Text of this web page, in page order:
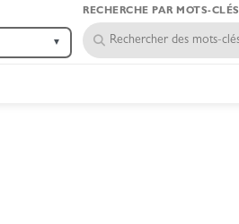
▼
RECHERCHE PAR MOTS-CLÉS